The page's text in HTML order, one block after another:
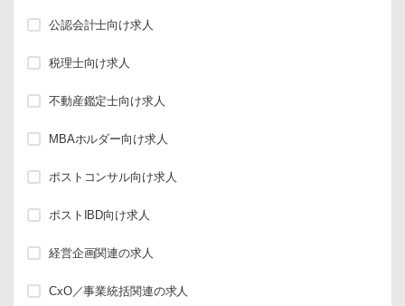
公認会計士向け求人
税理士向け求人
不動産鑑定士向け求人
MBAホルダー向け求人
ポストコンサル向け求人
ポストIBD向け求人
経営企画関連の求人
CxO／事業統括関連の求人